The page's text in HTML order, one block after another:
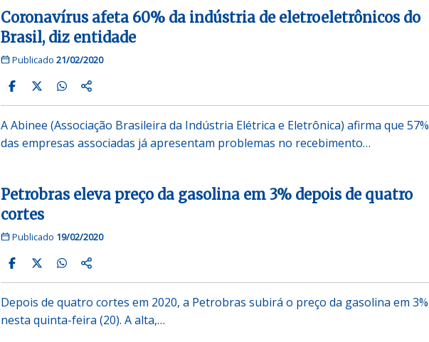
Coronavírus afeta 60% da indústria de eletroeletrônicos do
Brasil, diz entidade
Publicado 21/02/2020
A Abinee (Associação Brasileira da Indústria Elétrica e Eletrônica) afirma que 57%
das empresas associadas já apresentam problemas no recebimento…
Petrobras eleva preço da gasolina em 3% depois de quatro
cortes
Publicado 19/02/2020
Depois de quatro cortes em 2020, a Petrobras subirá o preço da gasolina em 3%
nesta quinta-feira (20). A alta,…